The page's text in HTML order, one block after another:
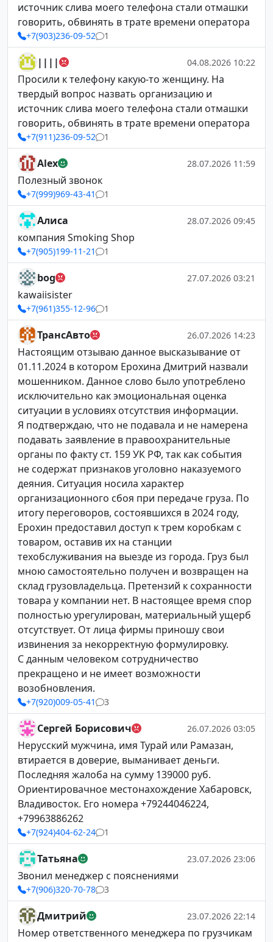
источник слива моего телефона стали отмашки
говорить, обвинять в трате времени оператора
+7(903)236-09-52 1
|||| 04.08.2026 10:22
Просили к телефону какую-то женщину. На
твердый вопрос назвать организацию и
источник слива моего телефона стали отмашки
говорить, обвинять в трате времени оператора
+7(911)236-09-52 1
Alex 28.07.2026 11:59
Полезный звонок
+7(999)969-43-41 1
Алиса 28.07.2026 09:45
компания Smoking Shop
+7(905)199-11-21 1
bog 27.07.2026 03:21
kawaiisister
+7(961)355-12-96 1
ТрансАвто 26.07.2026 14:23
Настоящим отзываю данное высказывание от
01.11.2024 в котором Ерохина Дмитрий назвали
мошенником. Данное слово было употреблено
исключительно как эмоциональная оценка
ситуации в условиях отсутствия информации.
Я подтверждаю, что не подавала и не намерена
подавать заявление в правоохранительные
органы по факту ст. 159 УК РФ, так как события
не содержат признаков уголовно наказуемого
деяния. Ситуация носила характер
организационного сбоя при передаче груза. По
итогу переговоров, состоявшихся в 2024 году,
Ерохин предоставил доступ к трем коробкам с
товаром, оставив их на станции
техобслуживания на выезде из города. Груз был
мною самостоятельно получен и возвращен на
склад грузовладельца. Претензий к сохранности
товара у компании нет. В настоящее время спор
полностью урегулирован, материальный ущерб
отсутствует. От лица фирмы приношу свои
извинения за некорректную формулировку.
С данным человеком сотрудничество
прекращено и не имеет возможности
возобновления.
+7(920)009-05-41 3
Сергей Борисович 26.07.2026 03:05
Нерусский мужчина, имя Турай или Рамазан,
втирается в доверие, выманивает деньги.
Последняя жалоба на сумму 139000 руб.
Ориентировачное местонахождение Хабаровск,
Владивосток. Его номера +79244046224,
+79963886262
+7(924)404-62-24 1
Татьяна 23.07.2026 23:06
Звонил менеджер с пояснениями
+7(906)320-70-78 3
Дмитрий 23.07.2026 22:14
Номер ответственного менеджера по грузчикам